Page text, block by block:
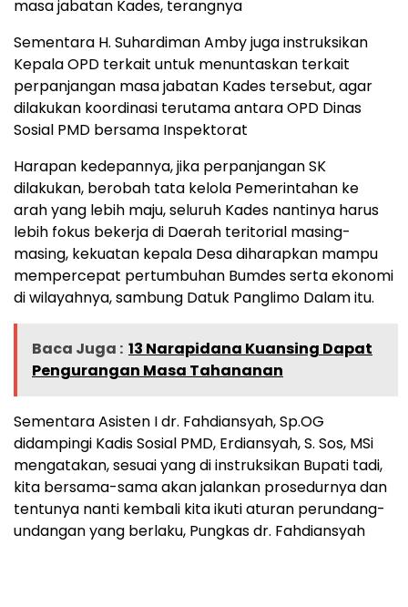
masa jabatan Kades, terangnya
Sementara H. Suhardiman Amby juga instruksikan
Kepala OPD terkait untuk menuntaskan terkait
perpanjangan masa jabatan Kades tersebut, agar
dilakukan koordinasi terutama antara OPD Dinas
Sosial PMD bersama Inspektorat
Harapan kedepannya, jika perpanjangan SK
dilakukan, berobah tata kelola Pemerintahan ke
arah yang lebih maju, seluruh Kades nantinya harus
lebih fokus bekerja di Daerah teritorial masing-
masing, kekuatan kepala Desa diharapkan mampu
mempercepat pertumbuhan Bumdes serta ekonomi
di wilayahnya, sambung Datuk Panglimo Dalam itu.
Baca Juga : 13 Narapidana Kuansing Dapat
Pengurangan Masa Tahananan
Sementara Asisten I dr. Fahdiansyah, Sp.OG
didampingi Kadis Sosial PMD, Erdiansyah, S. Sos, MSi
mengatakan, sesuai yang di instruksikan Bupati tadi,
kita bersama-sama akan jalankan prosedurnya dan
tentunya nanti kembali kita ikuti aturan perundang-
undangan yang berlaku, Pungkas dr. Fahdiansyah